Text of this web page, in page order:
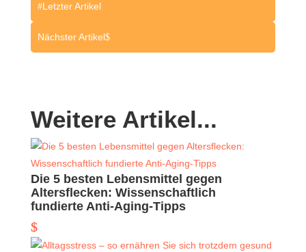
#Letzter Artikel
Nächster Artikel$
Weitere Artikel...
Die 5 besten Lebensmittel gegen
Altersflecken: Wissenschaftlich
fundierte Anti-Aging-Tipps